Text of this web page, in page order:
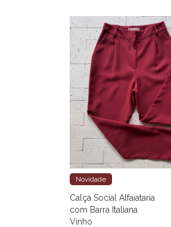
Novidade
Calça Social Alfaiataria
com Barra Italiana
Vinho